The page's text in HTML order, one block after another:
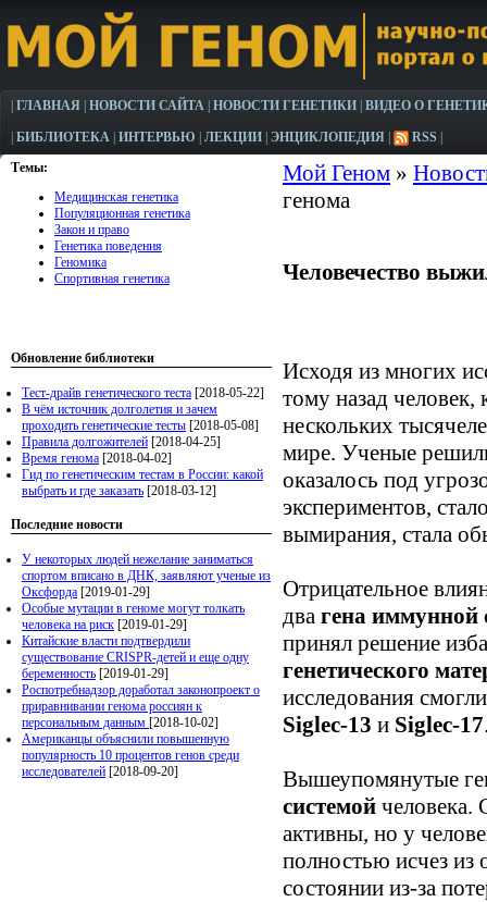
ГЛАВНАЯ НОВОСТИ САЙТА НОВОСТИ ГЕНЕТИКИ ВИДЕО О
БИБЛИОТЕКА ИНТЕРВЬЮ ЛЕКЦИИ ЭНЦИКЛОПЕДИЯ RSS
Темы:
Медицинская генетика
Популяционная генетика
Закон и право
Генетика поведения
Геномика
Спортивная генетика
Обновление библиотеки
Тест-драйв генетического теста [2018-05-22]
В чём источник долголетия и зачем
проходить генетические тесты [2018-05-08]
Правила долгожителей [2018-04-25]
Время генома [2018-04-02]
Гид по генетическим тестам в России: какой
выбрать и где заказать [2018-03-12]
Последние новости
У некоторых людей нежелание заниматься
спортом вписано в ДНК, заявляют ученые из
Оксфорда [2019-01-29]
Особые мутации в геноме могут толкать
человека на риск [2019-01-29]
Китайские власти подтвердили
существование CRISPR-детей и еще одну
беременность [2019-01-29]
Роспотребнадзор доработал законопроект о
приравнивании генома россиян к
персональным данным [2018-10-02]
Американцы объяснили повышенную
популярность 10 процентов генов среди
исследователей [2018-09-20]
Мой Геном »
генома
Человечество
Исходя из многих
тому назад человек,
нескольких
мире. Ученые
оказалось под
экспериментов,
вымирания, стала
Отрицательное
два гена иммунной
принял решение
генетического
исследования
Siglec-13 и Siglec-17
Вышеупомянутые
системой человека.
активны, но у
полностью исчез из
состоянии из-за